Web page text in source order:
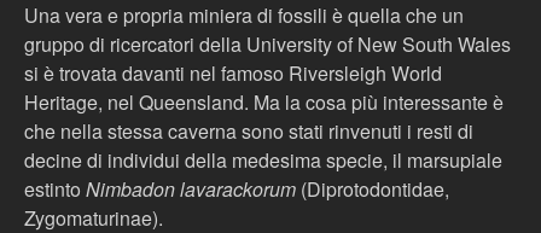
Una vera e propria miniera di fossili è quella che un
gruppo di ricercatori della University of New South Wales
si è trovata davanti nel famoso Riversleigh World
Heritage, nel Queensland. Ma la cosa più interessante è
che nella stessa caverna sono stati rinvenuti i resti di
decine di individui della medesima specie, il marsupiale
estinto Nimbadon lavarackorum (Diprotodontidae,
Zygomaturinae).